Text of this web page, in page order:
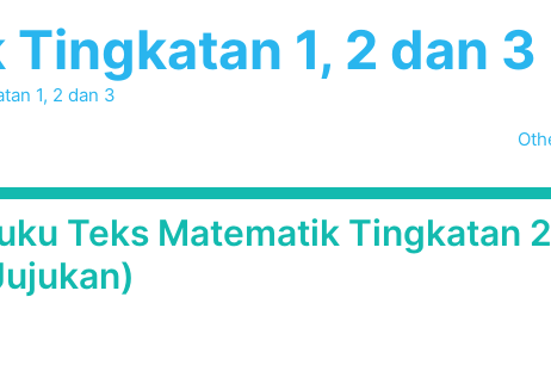
1, 2 dan 3
1, 2 dan 3
Teks Matematik Tingkatan 2